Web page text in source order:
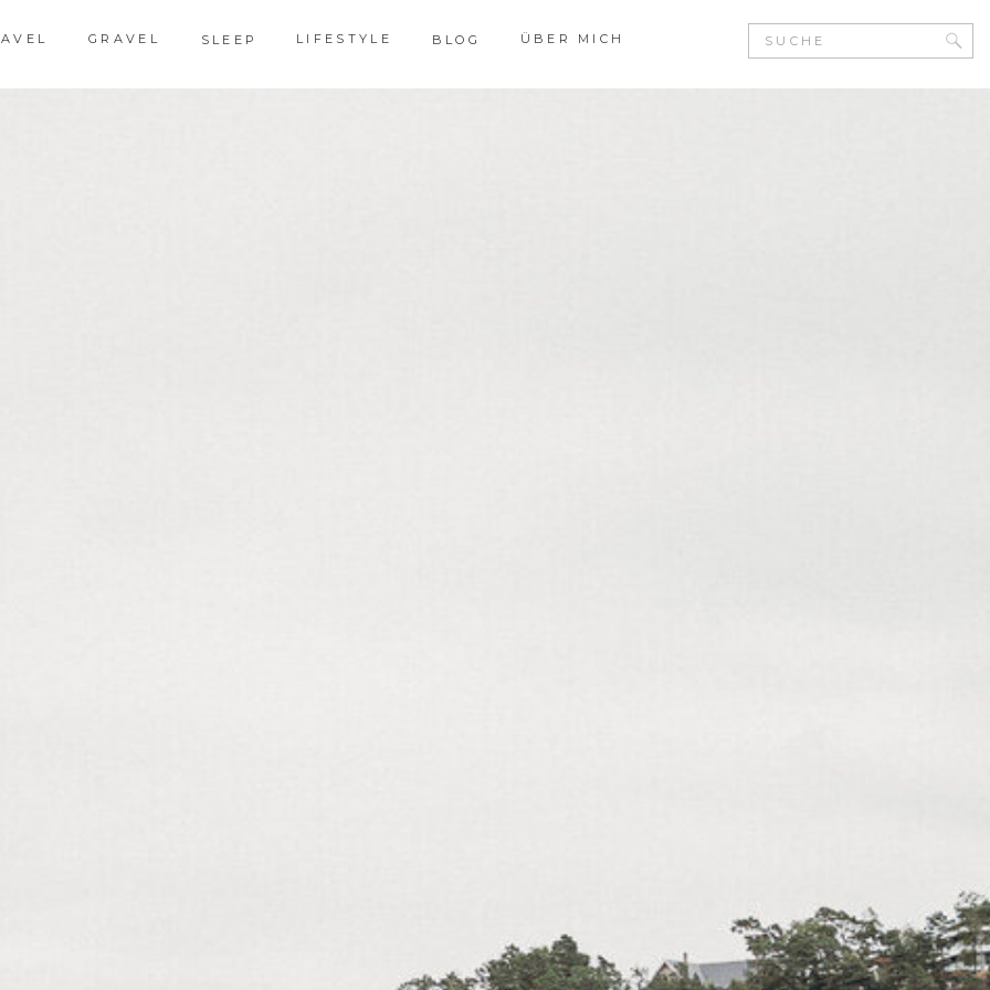
ÜBER MICH
BLOG
SLEEP LIFESTYLE
GRAVEL
Search
for: